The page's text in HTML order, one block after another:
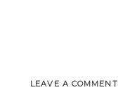
LEAVE A COMMENT